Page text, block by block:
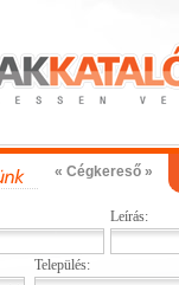
« Cégkereső »
Leírás:
Település: